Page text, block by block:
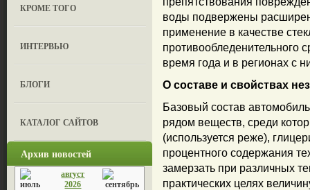
КРОМЕ ТОГО
ИНТЕРВЬЮ
БЛОГИ
КАТАЛОГ САЙТОВ
Архив новостей
август
2026
воды подвержены
применение в качестве
противообледенительного
время года и в регионах с
О составе и свойствах
Базовый состав
рядом веществ, среди
(используется реже),
процентного содержания
замерзать при различных
практических целях